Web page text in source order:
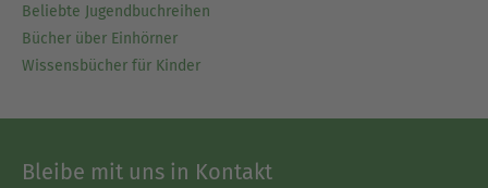
Beliebte Jugendbuchreihen
Bücher über Einhörner
Wissensbücher für Kinder
Bleibe mit uns in Kontakt